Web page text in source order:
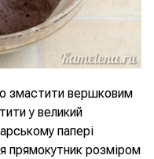
змастити вершковим
у великий
папері
прямокутник розміром